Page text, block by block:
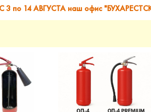
3 по 14 АВГУСТА наш офис